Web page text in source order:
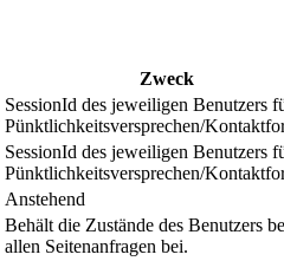
Zweck
SessionId des jeweiligen Benutzers
Pünktlichkeitsversprechen/
SessionId des jeweiligen Benutzers
Pünktlichkeitsversprechen/
Anstehend
Behält die Zustände des Benutzers
allen Seitenanfragen bei.